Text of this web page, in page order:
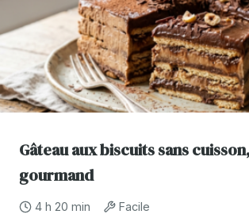
Gâteau aux biscuits sans
gourmand
4 h 20 min Facile